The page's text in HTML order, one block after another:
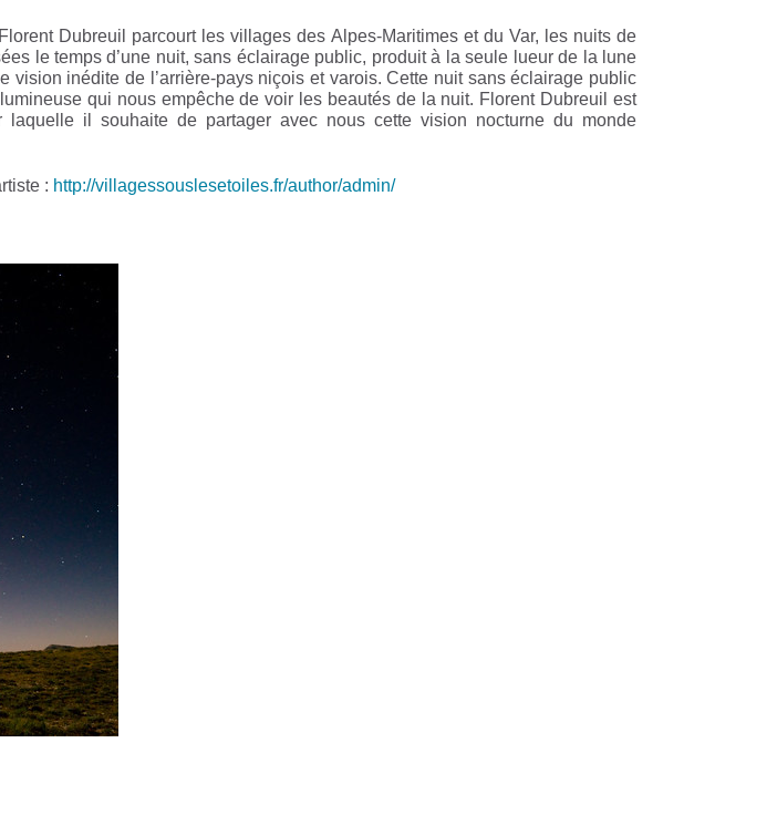
Dubreuil parcourt les villages des Alpes-Maritimes et du Var, les nuits de
le temps d’une nuit, sans éclairage public, produit à la seule lueur de la lune
inédite de l’arrière-pays niçois et varois. Cette nuit sans éclairage public
qui nous empêche de voir les beautés de la nuit. Florent Dubreuil est
laquelle il souhaite de partager avec nous cette vision nocturne du monde
: http://villagessouslesetoiles.fr/author/admin/